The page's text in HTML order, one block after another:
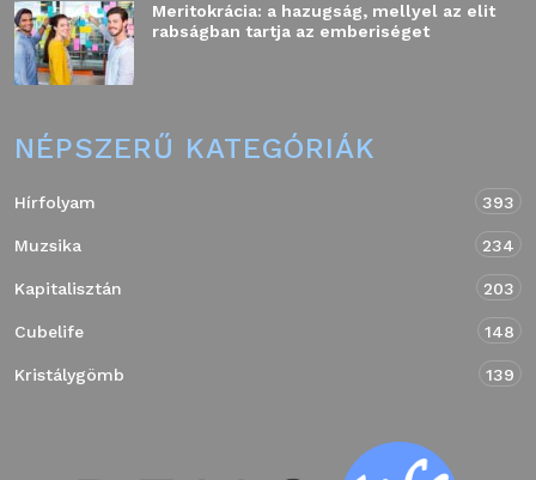
Meritokrácia: a hazugság, mellyel az elit
rabságban tartja az emberiséget
NÉPSZERŰ KATEGÓRIÁK
Hírfolyam 393
Muzsika 234
Kapitalisztán 203
Cubelife 148
Kristálygömb 139